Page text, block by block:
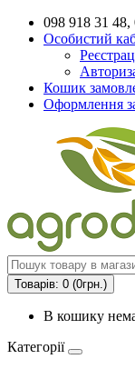
098 918 31 48,
Особистий
Кошик
Оформлення
Товарів: 0 (0грн.)
В кошику
Категорії